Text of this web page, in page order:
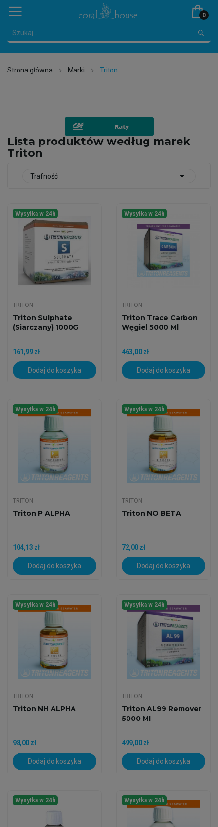
0
Strona główna Marki Triton
Lista produktów według marek
Triton
Trafność 
Wysyłka w 24h
TRITON
Triton Sulphate
(siarczany) 1000G
161,99 zł
Dodaj do koszyka
Wysyłka w 24h
TRITON
Triton Trace Carbon
Węgiel 5000 Ml
463,00 zł
Dodaj do koszyka
Wysyłka w 24h
TRITON
Triton P ALPHA
104,13 zł
Dodaj do koszyka
Wysyłka w 24h
TRITON
Triton NO BETA
72,00 zł
Dodaj do koszyka
Wysyłka w 24h
TRITON
Triton NH ALPHA
98,00 zł
Dodaj do koszyka
Wysyłka w 24h
TRITON
Triton AL99 Remover
5000 Ml
499,00 zł
Dodaj do koszyka
Wysyłka w 24h Wysyłka w 24h